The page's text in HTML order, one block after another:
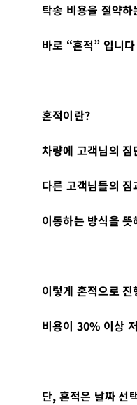
탁송 비용을 절약
바로 “혼적” 입니다
혼적이란?
차량에 고객님의
다른 고객님들의
이동하는 방식을 뜻
이렇게 혼적으로
비용이 30% 이상
단, 혼적은 날짜 선